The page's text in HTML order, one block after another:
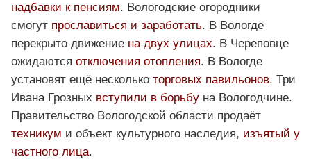
надбавки к пенсиям. Вологодские огородники
смогут прославиться и заработать. В Вологде
перекрыто движение на двух улицах. В Череповце
ожидаются отключения отопления. В Вологде
установят ещё несколько торговых павильонов. Три
Ивана Грозных вступили в борьбу на Вологодчине.
Правительство Вологодской области продаёт
техникум и объект культурного наследия, изъятый у
частного лица.